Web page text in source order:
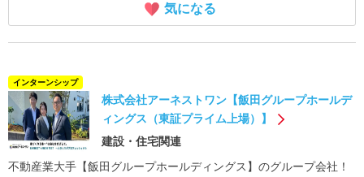
気になる
インターンシップ
株式会社アーネストワン【飯田グループホールデ
ィングス（東証プライム上場）】
建設・住宅関連
不動産業大手【飯田グループホールディングス】のグループ会社！